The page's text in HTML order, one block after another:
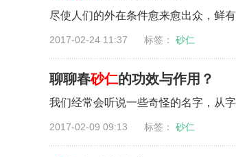
尽使人们的外在条件愈来愈出众，鲜
2017-02-24 11:37 标签： 砂仁
聊聊春砂仁的功效与作用？
我们经常会听说一些奇怪的名字，从
2017-02-09 09:13 标签： 砂仁